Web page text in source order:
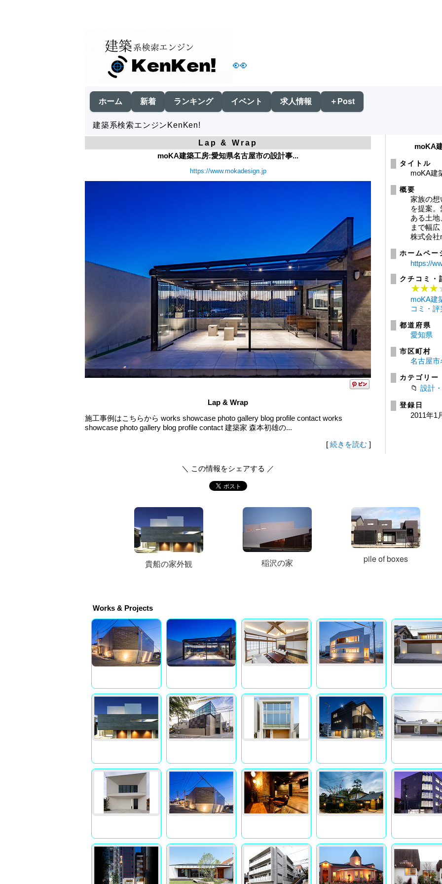
👀
ホーム 新着 ランキング イベント 求人情報 ＋Post
建築系検索エンジンKenKen!
Lap & Wrap
moKA建築工房:愛知県名古屋市の設計事...
https://www.mokadesign.jp
Lap & Wrap
施工事例はこちらから works showcase photo gallery blog profile contact works
showcase photo gallery blog profile contact 建築家 森本初雄の...
[ 続きを読む ]
＼ この情報をシェアする ／
moKA
タイトル
moKA建
概要
家族の想
を提案
ある土
まで幅
株式会
ホームペー
https://
クチコミ・
moKA建
コミ・評
都道府県
愛知県
市区町村
名古屋市
カテゴリー
設計
登録日
2011年1
貴船の家外観 稲沢の家 pile of boxes
Works & Projects